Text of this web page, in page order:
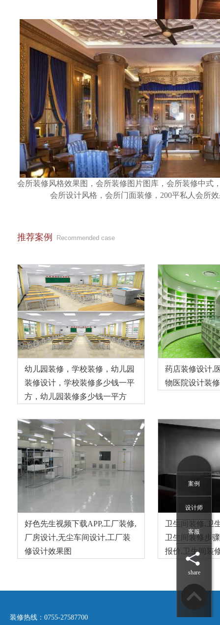
会所装修风格效果图，会所装修图片图库，会所装修中式
会所设计风格，会所门面装修，200平私人会所效
推荐案例 Recommended case
幼儿园装修，学校装修，幼儿园
装修设计，学校装修多少钱一平
方，幼儿园装修多少钱一平方
药店装修设计,
物医院设计装
好色先生视频下载APP,工厂装修,
厂房设计,无尘车间设计,工厂装
修设计效果图
卫生间装修,卫
卫生间装修步
报价,卫生间装
装修热线：0755-27587700
案例
设计师
客服
share